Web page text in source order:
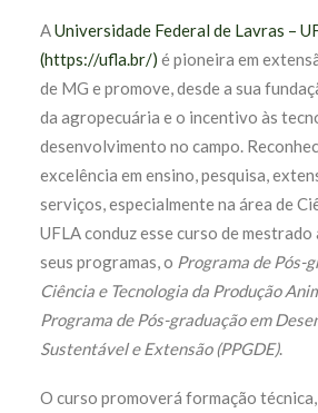
AUniversidade Federal de Lavras –
(https://ufla.br/) é pioneira em
de MG e promove, desde a sua
da agropecuária e o incentivo às
desenvolvimento no campo.
excelência em ensino, pesquisa,
serviços, especialmente na área de
UFLA conduz esse curso de
seus programas, o Programa de Pós-
Ciência e Tecnologia da Produção
Programa de Pós-graduação em
Sustentável e Extensão (PPGDE).
O curso promoverá formação